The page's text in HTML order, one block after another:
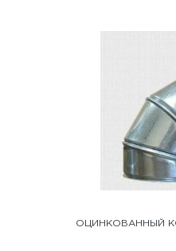
ОЦИНКОВАННЫЙ